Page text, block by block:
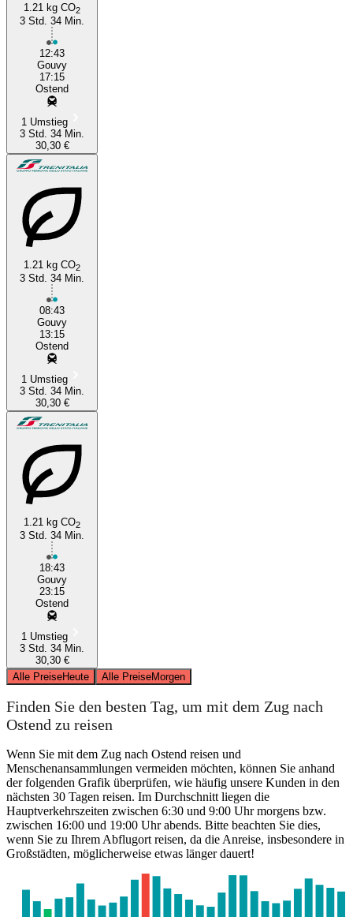
1.21 kg CO2
3 Std. 34 Min.
12:43
Gouvy
17:15
Ostend
1 Umstieg
3 Std. 34 Min.
30,30 €
1.21 kg CO2
3 Std. 34 Min.
08:43
Gouvy
13:15
Ostend
1 Umstieg
3 Std. 34 Min.
30,30 €
1.21 kg CO2
3 Std. 34 Min.
18:43
Gouvy
23:15
Ostend
1 Umstieg
3 Std. 34 Min.
30,30 €
Alle PreiseHeute Alle PreiseMorgen
Finden Sie den besten Tag, um mit dem Zug nach
Ostend zu reisen
Wenn Sie mit dem Zug nach Ostend reisen und
Menschenansammlungen vermeiden möchten, können Sie anhand
der folgenden Grafik überprüfen, wie häufig unsere Kunden in den
nächsten 30 Tagen reisen. Im Durchschnitt liegen die
Hauptverkehrszeiten zwischen 6:30 und 9:00 Uhr morgens bzw.
zwischen 16:00 und 19:00 Uhr abends. Bitte beachten Sie dies,
wenn Sie zu Ihrem Abflugort reisen, da die Anreise, insbesondere in
Großstädten, möglicherweise etwas länger dauert!